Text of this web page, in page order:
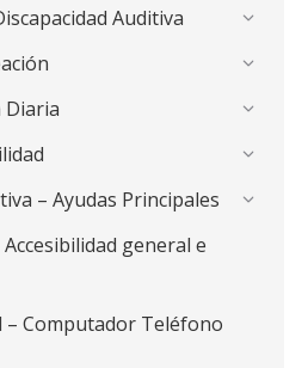
Auditiva
Diaria
– Ayudas Principales
general e
– Computador Teléfono